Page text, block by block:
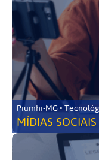
MÍDIAS